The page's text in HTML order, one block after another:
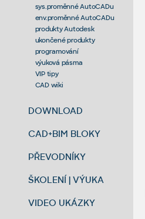
sys.proměnné AutoCADu
env.proměnné AutoCADu
produkty Autodesk
ukončené produkty
programování
výuková pásma
VIP tipy
CAD wiki
DOWNLOAD
CAD+BIM BLOKY
PŘEVODNÍKY
ŠKOLENÍ | VÝUKA
VIDEO UKÁZKY